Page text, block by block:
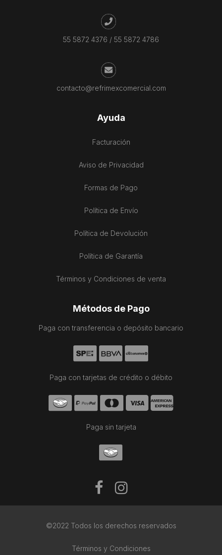
55 5872 4376 / 55 5872 4786
contacto@refrimexcomercial.com
Ayuda
Facturación
Aviso de Privacidad
Formas de Pago
Política de Envío
Política de Devolución
Política de Garantía
Términos y Condiciones de venta
Métodos de Pago
Paga con transferencia o depósito bancario
Paga con tarjetas de crédito o débito
Paga sin tarjeta
©2022 Todos los derechos reservados
Términos y Condiciones